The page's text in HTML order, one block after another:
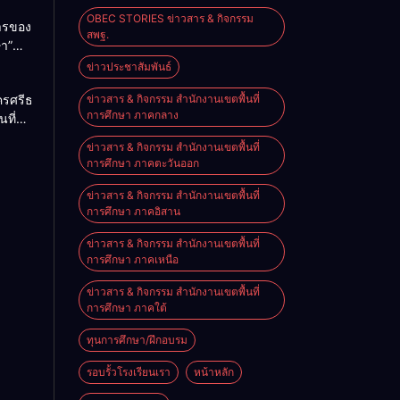
ของ
”
ศรีธรรมราช
ที่
OBEC STORIES ข่าวสาร & กิจกรรม
สพฐ.
ข่าวประชาสัมพันธ์
ข่าวสาร & กิจกรรม สำนักงานเขตพื้นที่
การศึกษา ภาคกลาง
ข่าวสาร & กิจกรรม สำนักงานเขตพื้นที่
การศึกษา ภาคตะวันออก
ข่าวสาร & กิจกรรม สำนักงานเขตพื้นที่
การศึกษา ภาคอิสาน
ข่าวสาร & กิจกรรม สำนักงานเขตพื้นที่
การศึกษา ภาคเหนือ
ข่าวสาร & กิจกรรม สำนักงานเขตพื้นที่
การศึกษา ภาคใต้
ทุนการศึกษา/ฝึกอบรม
รอบรั้วโรงเรียนเรา หน้าหลัก